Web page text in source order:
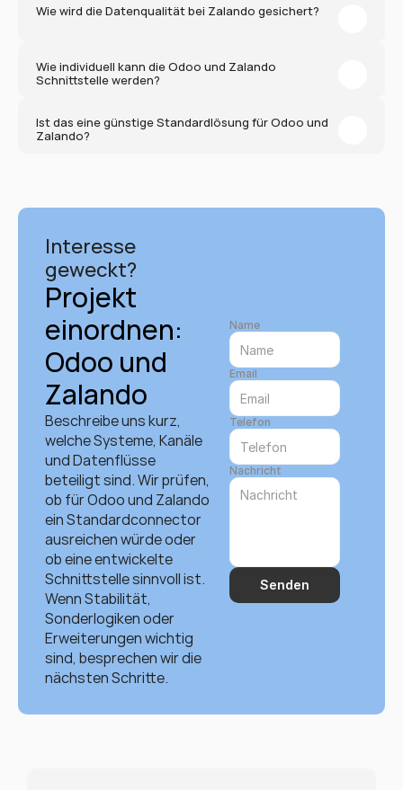
Wie wird die Datenqualität bei Zalando gesichert?
Wie individuell kann die Odoo und Zalando
Schnittstelle werden?
Ist das eine günstige Standardlösung für Odoo und
Zalando?
Interesse
geweckt?
Projekt
einordnen:
Odoo und
Zalando
Beschreibe uns kurz,
welche Systeme, Kanäle
und Datenflüsse
beteiligt sind. Wir prüfen,
ob für Odoo und Zalando
ein Standardconnector
ausreichen würde oder
ob eine entwickelte
Schnittstelle sinnvoll ist.
Wenn Stabilität,
Sonderlogiken oder
Erweiterungen wichtig
sind, besprechen wir die
nächsten Schritte.
Name
Email
Telefon
Nachricht
Senden